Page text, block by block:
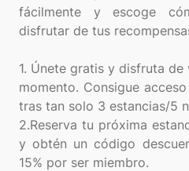
fácilmente y escoge
disfrutar de tus
1. Únete gratis y disfruta
momento. Consigue
tras tan solo 3 estancias/5
2.Reserva tu próxima
y obtén un código
15% por ser miembro.